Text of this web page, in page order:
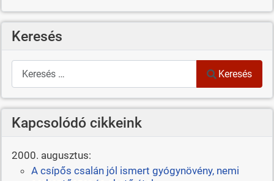
Keresés
Keresés
Keresés
Kapcsolódó cikkeink
2000. augusztus:
A csípős csalán jól ismert gyógynövény, nemi